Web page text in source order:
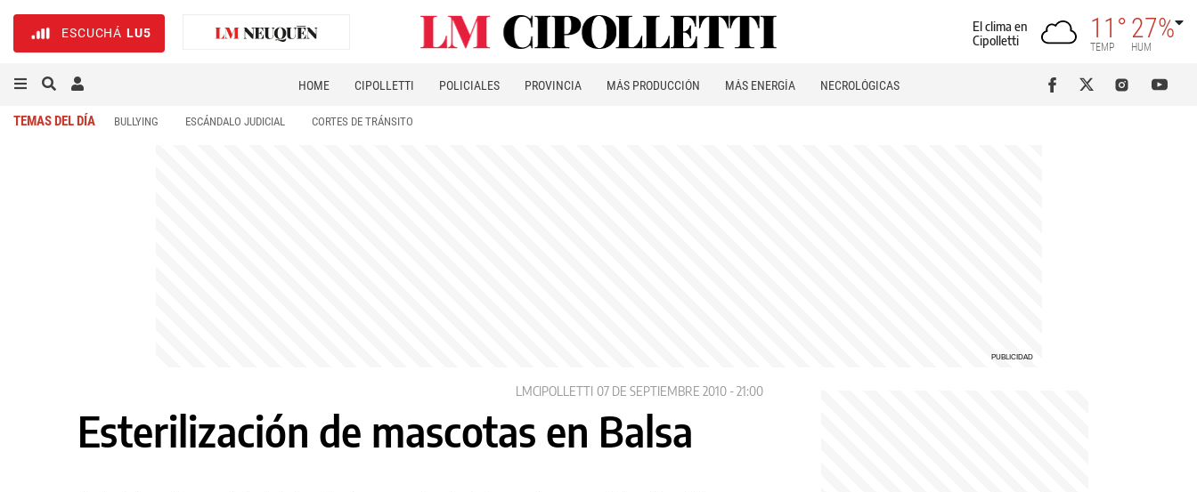
ESCUCHÁ LU5
El clima en
Cipolletti
11°
TEMP
27%
HUM
HOME CIPOLLETTI POLICIALES PROVINCIA MÁS PRODUCCIÓN MÁS ENERGÍA NECROLÓGICAS
TEMAS DEL DÍA BULLYING ESCÁNDALO JUDICIAL CORTES DE TRÁNSITO
LMCIPOLLETTI 07 DE SEPTIEMBRE 2010 - 21:00
Esterilización de mascotas en Balsa